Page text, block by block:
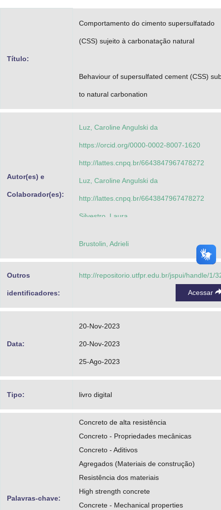
Título:
Comportamento do cimento supersulfatado
(CSS) sujeito à carbonatação natural
Behaviour of supersulfated cement (CSS)
to natural carbonation
Autor(es) e
Colaborador(es):
Luz, Caroline Angulski da
https://orcid.org/0000-0002-8007-1620
http://lattes.cnpq.br/6643847967478272
Luz, Caroline Angulski da
http://lattes.cnpq.br/6643847967478272
Silvestro, Laura
Brustolin, Adrieli
Outros
identificadores:
http://repositorio.utfpr.edu.br/jspui/handle/1/
Acessar
Data:
20-Nov-2023
20-Nov-2023
25-Ago-2023
Tipo: livro digital
Palavras-chave:
Concreto de alta resistência
Concreto - Propriedades mecânicas
Concreto - Aditivos
Agregados (Materiais de construção)
Resistência dos materiais
High strength concrete
Concrete - Mechanical properties